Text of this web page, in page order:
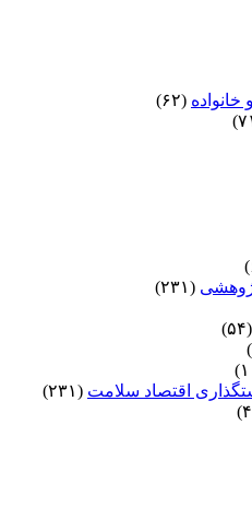
(۶۲)
(۲۳۱)
(۵۴)
اقتصاد سلامت (۲۳۱)